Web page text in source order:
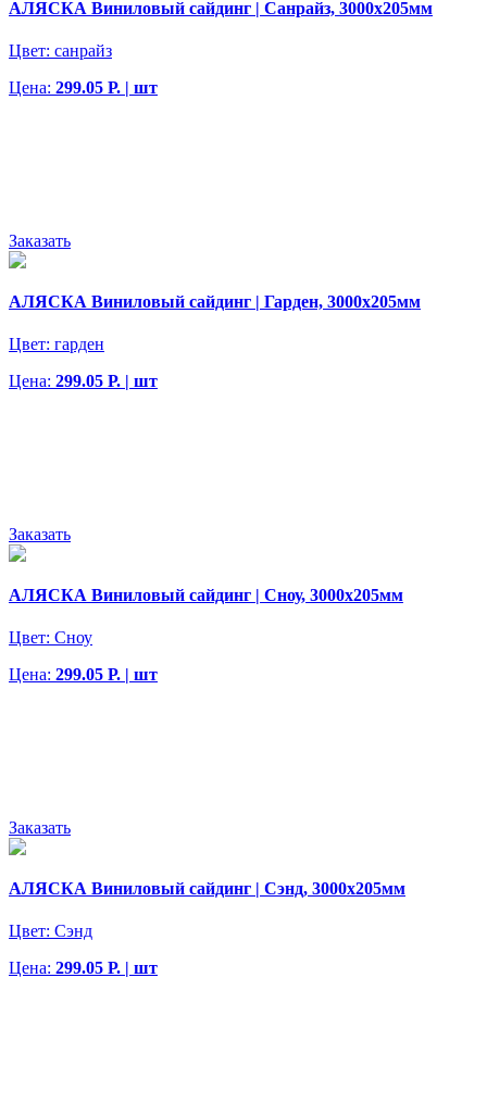
АЛЯСКА Виниловый сайдинг | Санрайз, 3000х205мм
Цвет: санрайз
Цена: 299.05 Р. | шт
Заказать
АЛЯСКА Виниловый сайдинг | Гарден, 3000х205мм
Цвет: гарден
Цена: 299.05 Р. | шт
Заказать
АЛЯСКА Виниловый сайдинг | Сноу, 3000х205мм
Цвет: Сноу
Цена: 299.05 Р. | шт
Заказать
АЛЯСКА Виниловый сайдинг | Сэнд, 3000х205мм
Цвет: Сэнд
Цена: 299.05 Р. | шт